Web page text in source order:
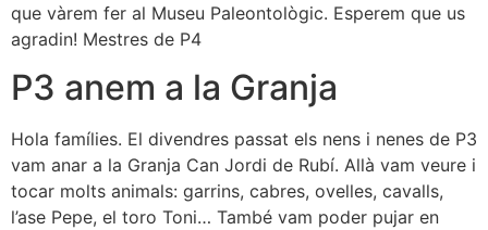
que vàrem fer al Museu Paleontològic. Esperem que us
agradin! Mestres de P4
P3 anem a la Granja
Hola famílies. El divendres passat els nens i nenes de P3
vam anar a la Granja Can Jordi de Rubí. Allà vam veure i
tocar molts animals: garrins, cabres, ovelles, cavalls,
l’ase Pepe, el toro Toni… També vam poder pujar en